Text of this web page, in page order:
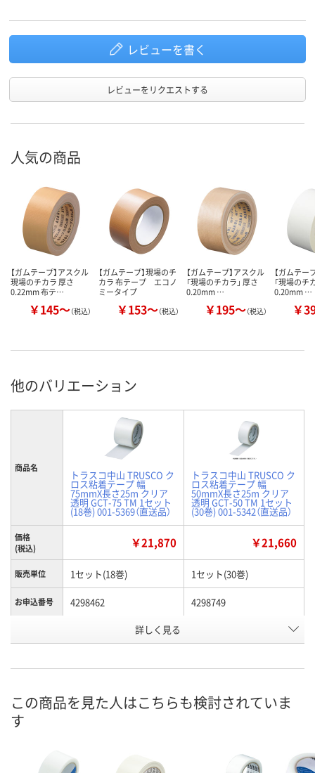
レビューを書く
レビューをリクエストする
人気の商品
【ガムテープ】アスクル
現場のチカラ 厚さ
0.22mm 布テ…
￥145～（税込）
【ガムテープ】現場のチ
カラ 布テープ エコノ
ミータイプ
￥153～（税込）
【ガムテープ】アスクル
「現場のチカラ」 厚さ
0.20mm …
￥195～（税込）
【ガムテー
「現場のチ
0.20mm …
￥
他のバリエーション
商品名
トラスコ中山 TRUSCO ク
ロス粘着テープ 幅
75mmX長さ25m クリア
透明 GCT-75 TM 1セット
(18巻) 001-5369（直送品）
トラスコ中山 TRUSCO ク
ロス粘着テープ 幅
50mmX長さ25m クリア
透明 GCT-50 TM 1セット
(30巻) 001-5342（直送品）
価格
(税込)
￥21,870 ￥21,660
販売単位 1セット(18巻) 1セット(30巻)
お申込番号 4298462 4298749
数量
詳しく見る
この商品を見た人はこちらも検討されていま
す